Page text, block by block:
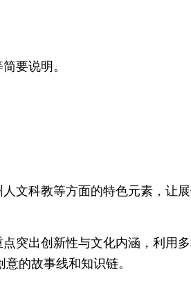
要说明。
科教等方面的特色元素，让
出创新性与文化内涵，利用
的故事线和知识链。